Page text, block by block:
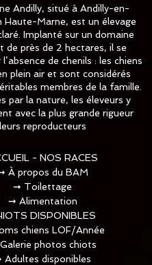
Andilly, situé à Andilly-en-
Haute-Marne, est un élevage
Implanté sur un domaine
de près de 2 hectares, il se
de chenils : les chiens
plein air et sont considérés
membres de la famille.
par la nature, les éleveurs y
avec la plus grande rigueur
leurs reproducteurs
- NOS RACES
À propos du BAM
➞ Toilettage​
➞ Alimentation
DISPONIBLES
chiens LOF/Année
Galerie photos chiots
Adultes disponibles